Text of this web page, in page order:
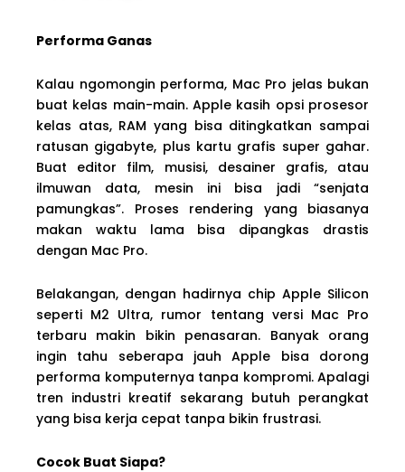
Performa Ganas
Kalau ngomongin performa, Mac Pro jelas bukan
buat kelas main-main. Apple kasih opsi prosesor
kelas atas, RAM yang bisa ditingkatkan sampai
ratusan gigabyte, plus kartu grafis super gahar.
Buat editor film, musisi, desainer grafis, atau
ilmuwan data, mesin ini bisa jadi “senjata
pamungkas”. Proses rendering yang biasanya
makan waktu lama bisa dipangkas drastis
dengan Mac Pro.
Belakangan, dengan hadirnya chip Apple Silicon
seperti M2 Ultra, rumor tentang versi Mac Pro
terbaru makin bikin penasaran. Banyak orang
ingin tahu seberapa jauh Apple bisa dorong
performa komputernya tanpa kompromi. Apalagi
tren industri kreatif sekarang butuh perangkat
yang bisa kerja cepat tanpa bikin frustrasi.
Cocok Buat Siapa?